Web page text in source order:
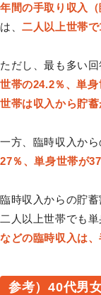
年間の手取り収入
は、二人以上世帯
ただし、最も多い
世帯の24.2％、単
世帯は収入から貯
一方、臨時収入から
27％、単身世帯が
臨時収入からの貯
二人以上世帯でも
などの臨時収入は
参考）40代男